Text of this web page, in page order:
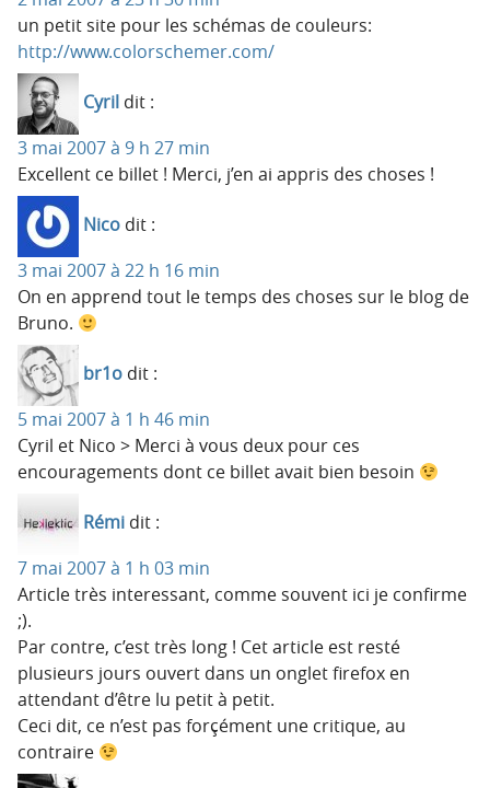
un petit site pour les schémas de couleurs:
http://www.colorschemer.com/
Cyril dit :
3 mai 2007 à 9 h 27 min
Excellent ce billet ! Merci, j’en ai appris des choses !
Nico dit :
3 mai 2007 à 22 h 16 min
On en apprend tout le temps des choses sur le blog de
Bruno.
br1o dit :
5 mai 2007 à 1 h 46 min
Cyril et Nico > Merci à vous deux pour ces
encouragements dont ce billet avait bien besoin
Rémi dit :
7 mai 2007 à 1 h 03 min
Article très interessant, comme souvent ici je confirme
;).
Par contre, c’est très long ! Cet article est resté
plusieurs jours ouvert dans un onglet firefox en
attendant d’être lu petit à petit.
Ceci dit, ce n’est pas forçément une critique, au
contraire